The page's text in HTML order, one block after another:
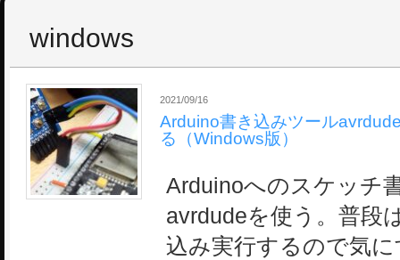
windows
2021/09/16
Arduino書き込みツール
る（Windows版）
Arduinoへのスケッチ
avrdudeを使う。普段
込み実行するので気